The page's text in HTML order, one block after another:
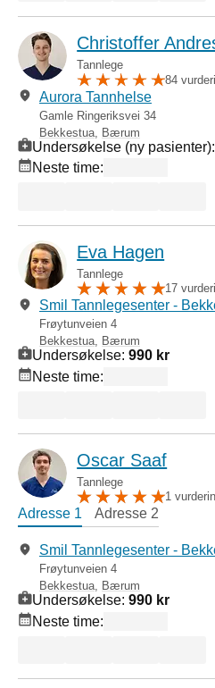
Christoffer
Tannlege
84
Aurora Tannhelse
Gamle Ringeriksvei 34
Bekkestua
Bærum
Undersøkelse (ny pasienter):
Neste time:
Eva Hagen
Tannlege
17
Smil Tannlegesenter -
Frøytunveien 4
Bekkestua, Bærum
Undersøkelse: 990 kr
Neste time:
Oscar Saaf
Tannlege
1
Adresse 1 Adresse 2
Smil Tannlegesenter -
Frøytunveien 4
Bekkestua, Bærum
Undersøkelse: 990 kr
Neste time: